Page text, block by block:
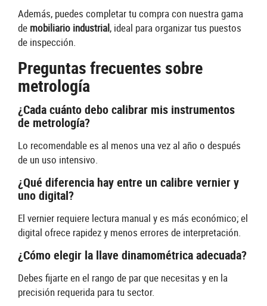
Además, puedes completar tu compra con nuestra gama
de mobiliario industrial, ideal para organizar tus puestos
de inspección.
Preguntas frecuentes sobre
metrología
¿Cada cuánto debo calibrar mis instrumentos
de metrología?
Lo recomendable es al menos una vez al año o después
de un uso intensivo.
¿Qué diferencia hay entre un calibre vernier y
uno digital?
El vernier requiere lectura manual y es más económico; el
digital ofrece rapidez y menos errores de interpretación.
¿Cómo elegir la llave dinamométrica adecuada?
Debes fijarte en el rango de par que necesitas y en la
precisión requerida para tu sector.